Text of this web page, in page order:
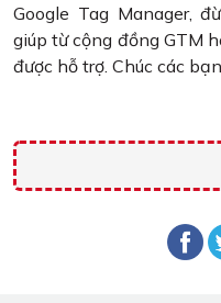
Google Tag Manager,
giúp từ cộng đồng GTM
được hỗ trợ. Chúc các